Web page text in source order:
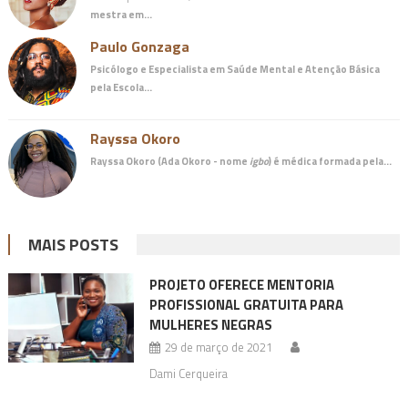
mestra em…
Paulo Gonzaga
Psicólogo e Especialista em Saúde Mental e Atenção Básica
pela Escola…
Rayssa Okoro
Rayssa Okoro (Ada Okoro - nome igbo) é médicaformada pela…
MAIS POSTS
PROJETO OFERECE MENTORIA
PROFISSIONAL GRATUITA PARA
MULHERES NEGRAS
29 de março de 2021
Dami Cerqueira